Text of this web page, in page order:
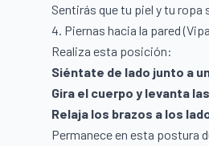
Sentirás que tu piel y tu ropa
4. Piernas hacia la pared
Realiza esta posición:
Siéntate de lado junto a
Gira el cuerpo y levanta
Relaja los brazos a los
Permanece en esta postura